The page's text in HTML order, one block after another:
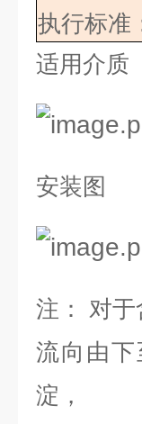
执行标准
适用介质
安装图
注： 对于
流向由
淀，